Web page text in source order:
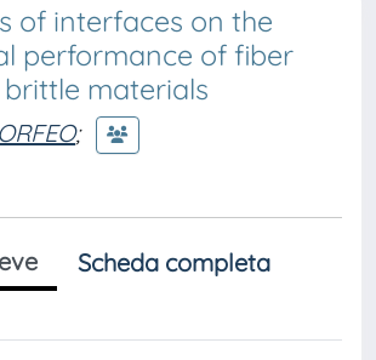
of interfaces on the
performance of fiber
materials
;
Scheda completa